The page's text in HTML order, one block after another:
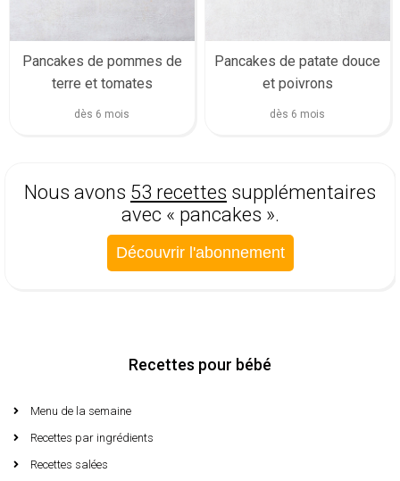
Pancakes de pommes de
terre et tomates
dès 6 mois
Pancakes de patate douce
et poivrons
dès 6 mois
Nous avons 53 recettes supplémentaires
avec « pancakes ».
Découvrir l'abonnement
Recettes pour bébé
Menu de la semaine​
Recettes par ingrédients
Recettes salées